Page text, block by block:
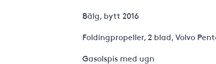
Bälg, bytt 2016
Foldingpropeller, 2 blad, Volvo
Gasolspis med ugn